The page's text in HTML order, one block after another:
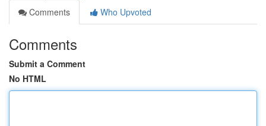
Comments
Who Upvoted
Comments
Submit a Comment
No HTML